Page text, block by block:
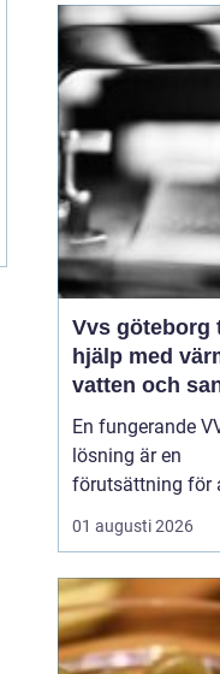
Fogservice är
mjukfogning och
hjälpa till med
behov inom
Vvs göteborg trygg
hjälp med
vatten och
En fungerande
lösning är en
förutsättning för
vardagen ska
När värmen strular,
ett rör börjar
det direkt. I en
Göteborg, med
01 augusti 2026